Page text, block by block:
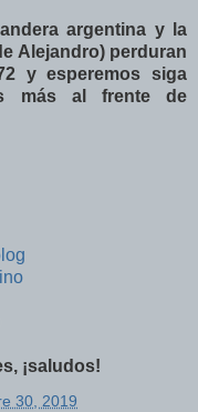
argentina y la
Alejandro) perduran
y esperemos siga
más al frente de
¡saludos!
30, 2019